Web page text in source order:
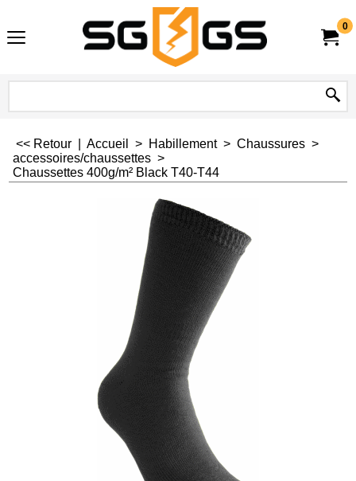
0
<< Retour Accueil > Habillement> Chaussures >
accessoires/chaussettes >
Chaussettes 400g/m² Black T40-T44